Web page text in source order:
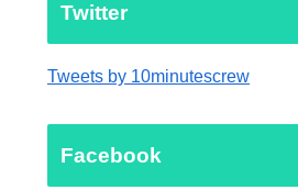
Twitter
Tweets by 10minutescrew
Facebook